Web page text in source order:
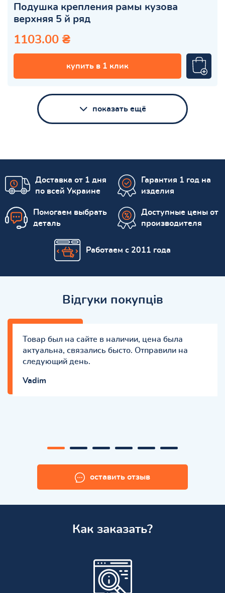
Подушка крепления рамы кузова
верхняя 5 й ряд
1103.00 ₴
купить в 1 клик
показать ещё
Доставка от 1 дня
по всей Украине
Гарантия 1 год на
изделия
Помогаем выбрать
деталь
Доступные цены от
производителя
Работаем с 2011 года
Відгуки покупців
Товар был на сайте в наличии, цена была
актуальна, связались бысто. Отправили на
следующий день.
Vadim
оставить отзыв
Как заказать?